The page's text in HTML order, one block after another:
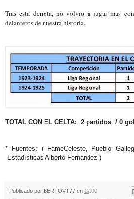
Tras esta derrota, no volvió a jugar mas
delanteros de nuestra historia.
TOTAL CON EL CELTA: 2 partidos / 0
* Fuentes: ( FameCeleste, Pueblo
Estadísticas Alberto Fernández )
Publicado por BERTOVT77 en 12:00